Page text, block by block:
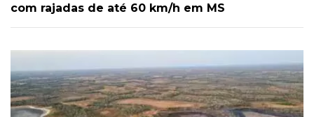
com rajadas de até 60 km/h em MS